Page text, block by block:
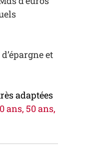
et
adaptées
ans, 50 ans,